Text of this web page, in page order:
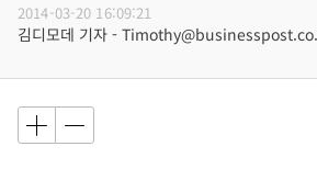
2014-03-20 16:09:21
김디모데 기자 -